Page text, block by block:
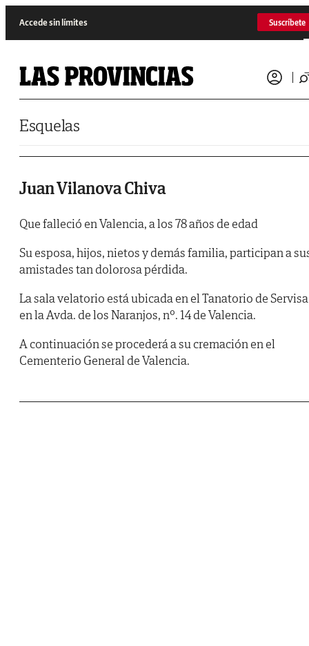
Accede sin límites Suscríbete
Esquelas
Juan Vilanova Chiva
Que falleció en Valencia, a los 78 años de edad
Su esposa, hijos, nietos y demás familia, participan a
amistades tan dolorosa pérdida.
La sala velatorio está ubicada en el Tanatorio de Servisa
en la Avda. de los Naranjos, nº. 14 de Valencia.
A continuación se procederá a su cremación en el
Cementerio General de Valencia.